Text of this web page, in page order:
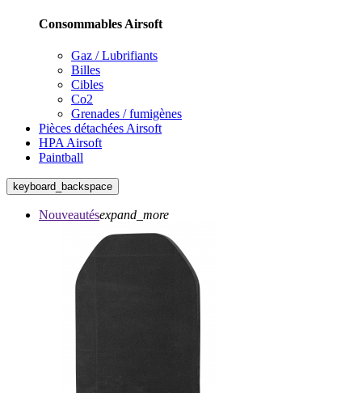
Consommables Airsoft
Gaz / Lubrifiants
Billes
Cibles
Co2
Grenades / fumigènes
Pièces détachées Airsoft
HPA Airsoft
Paintball
keyboard_backspace
Nouveautésexpand_more